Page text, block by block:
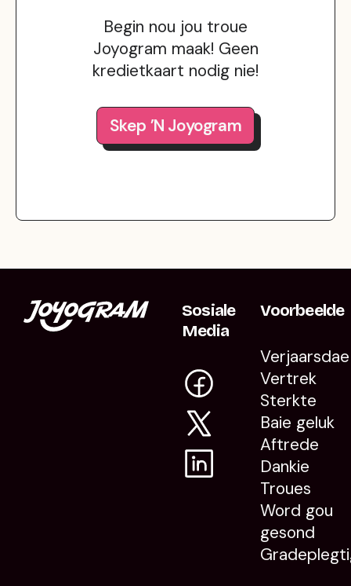
Begin nou jou troue
Joyogram maak! Geen
kredietkaart nodig nie!
Skep ’n Joyogram
Sosiale
Media
Voorbeelde
Verjaarsdae
Vertrek
Sterkte
Baie geluk
Aftrede
Dankie
Troues
Word gou
gesond